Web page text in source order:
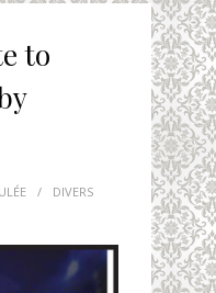
to
/
DIVERS